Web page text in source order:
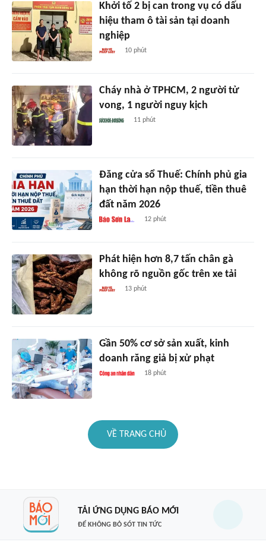
Khởi tố 2 bị can trong vụ có dấu
hiệu tham ô tài sản tại doanh
nghiệp
10 phút
Cháy nhà ở TPHCM, 2 người tử
vong, 1 người nguy kịch
11 phút
Đăng cửa sổ Thuế: Chính phủ gia
hạn thời hạn nộp thuế, tiền thuê
đất năm 2026
12 phút
Phát hiện hơn 8,7 tấn chân gà
không rõ nguồn gốc trên xe tải
13 phút
Gần 50% cơ sở sản xuất, kinh
doanh răng giả bị xử phạt
18 phút
VỀ TRANG CHỦ
TẢI ỨNG DỤNG BÁO MỚI
ĐỂ KHÔNG BỎ SÓT TIN TỨC